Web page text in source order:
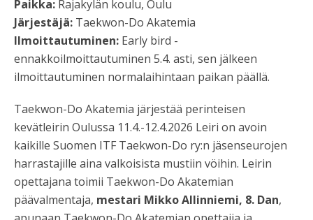
Paikka: Rajakylän koulu, Oulu
Järjestäjä: Taekwon-Do Akatemia
Ilmoittautuminen: Early bird -
ennakkoilmoittautuminen 5.4. asti, sen jälkeen
ilmoittautuminen normalaihintaan paikan päällä.
Taekwon-Do Akatemia järjestää perinteisen
kevätleirin Oulussa 11.4.-12.4.2026 Leiri on avoin
kaikille Suomen ITF Taekwon-Do ry:n jäsenseurojen
harrastajille aina valkoisista mustiin vöihin. Leirin
opettajana toimii Taekwon-Do Akatemian
päävalmentaja, mestari Mikko Allinniemi, 8. Dan,